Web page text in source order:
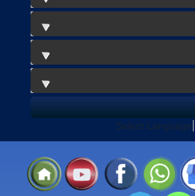
Select Language